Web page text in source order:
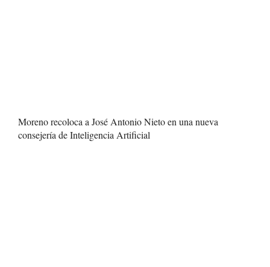
Moreno recoloca a José Antonio Nieto en una nueva
consejería de Inteligencia Artificial